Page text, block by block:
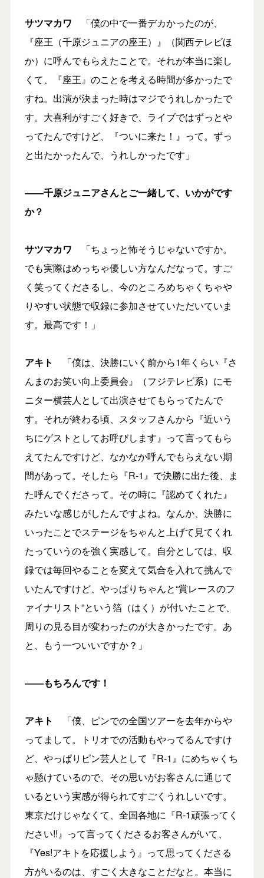
サツマカワ 「僕の中で一番デカかったのが、
『座王（千原ジュニアの座王）』（関西テレビほ
か）に呼んでもらえたことで。それが本当に楽し
くて、『座王』のことを考える時間が多かったで
すね。出演が決まった時はマジでうれしかったで
す。大喜利がすごく好きで、ライブではずっとや
ってたんですけど、『ついに来た！』って。ずっ
と出たかったんで、うれしかったです」
――千原ジュニアさんとご一緒して、いかがです
か？
サツマカワ
「ちょっと怖そうじゃないですか。
でも実際はめっちゃ優しい方なんだなって。すご
く笑ってくださるし、今のところめちゃくちゃや
りやすい状態で収録に参加させていただいていま
す。最高です！」
アキト
「僕は、決勝にいく前から1年くらい『さ
んまのお笑い向上委員会』（フジテレビ系）にモ
ニター横芸人として出演させてもらってたんで
す。それが終わる頃、スタッフさんから『近いう
ちにゲストとしてお呼びします』って言ってもら
えてたんですけど、なかなか呼んでもらえない期
間があって。そしたら『R-1』で決勝に出た後、ま
た呼んでくださって。その時に『認めてくれた』
みたいな感じがしたんですよね。なんか、決勝に
いったことでステージをちゃんと上げて見てくれ
たっていうのを強く実感して。自分としては、収
録では毎回やることを変えて気合を入れて挑んで
いたんですけど、やっぱりちゃんと“賞レースのフ
ァイナリスト”という箔（はく）が付いたことで、
周りの見る目が変わったのが大きかったです。あ
と、もう一ついいですか？」
――もちろんです！
アキト
「僕、ピンでの全国ツアーを去年からや
ってまして。トリオでの活動もやってるんですけ
ど、やっぱりピン芸人として『R-1』にめちゃくち
ゃ懸けているので、その思いがお客さんに通じて
いるという実感が得られてすごくうれしいです。
東京だけじゃなくて、全国各地に『R-1頑張ってく
ださい!!』って言ってくださるお客さんがいて、
『Yes!アキトを応援しよう』って思ってくださる
方がいるのは、すごく大きなことだなと。本当に